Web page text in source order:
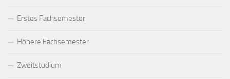
Erstes Fachsemester
Höhere Fachsemester
Zweitstudium